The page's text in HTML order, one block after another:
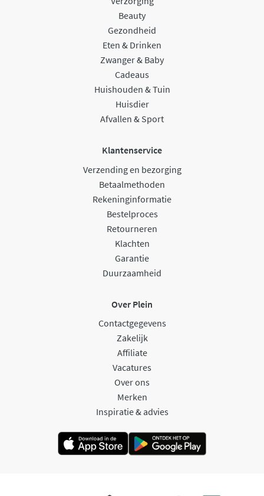
Beauty
Gezondheid
Eten & Drinken
Zwanger & Baby
Cadeaus
Huishouden & Tuin
Huisdier
Afvallen & Sport
Klantenservice
Verzending en bezorging
Betaalmethoden
Rekeninginformatie
Bestelproces
Retourneren
Klachten
Garantie
Duurzaamheid
Over Plein
Contactgegevens
Zakelijk
Affiliate
Vacatures
Over ons
Merken
Inspiratie & advies